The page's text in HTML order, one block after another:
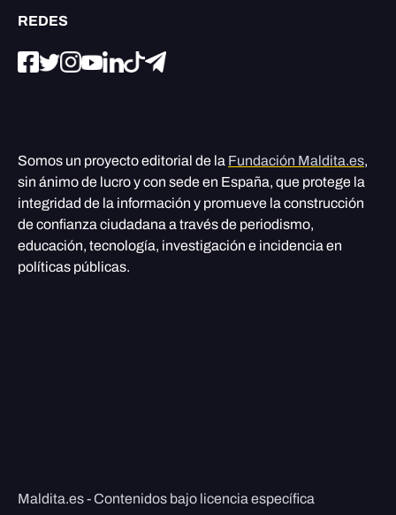
REDES
Somos un proyecto editorial de la Fundación Maldita.es,
sin ánimo de lucro y con sede en España, que protege la
integridad de la información y promueve la construcción
de confianza ciudadana a través de periodismo,
educación, tecnología, investigación e incidencia en
políticas públicas.
Maldita.es - Contenidos bajo licencia específica